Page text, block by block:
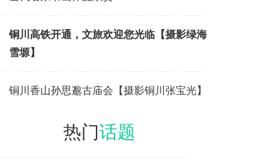
铜川高铁开通，文旅欢迎您光临【摄影绿海
雪塬】
铜川香山孙思邈古庙会【摄影铜川张宝光】
热门话题